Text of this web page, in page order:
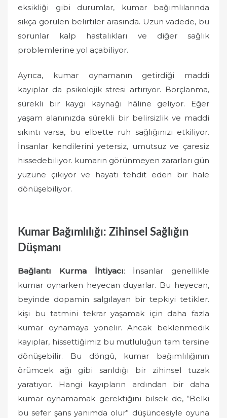
eksikliği gibi durumlar, kumar bağımlılarında
sıkça görülen belirtiler arasında. Uzun vadede, bu
sorunlar kalp hastalıkları ve diğer sağlık
problemlerine yol açabiliyor.
Ayrıca, kumar oynamanın getirdiği maddi
kayıplar da psikolojik stresi artırıyor. Borçlanma,
sürekli bir kaygı kaynağı hâline geliyor. Eğer
yaşam alanınızda sürekli bir belirsizlik ve maddi
sıkıntı varsa, bu elbette ruh sağlığınızı etkiliyor.
İnsanlar kendilerini yetersiz, umutsuz ve çaresiz
hissedebiliyor. kumarın görünmeyen zararları gün
yüzüne çıkıyor ve hayatı tehdit eden bir hale
dönüşebiliyor.
Kumar Bağımlılığı: Zihinsel Sağlığın
Düşmanı
Bağlantı Kurma İhtiyacı: İnsanlar genellikle
kumar oynarken heyecan duyarlar. Bu heyecan,
beyinde dopamin salgılayan bir tepkiyi tetikler.
kişi bu tatmini tekrar yaşamak için daha fazla
kumar oynamaya yönelir. Ancak beklenmedik
kayıplar, hissettiğimiz bu mutluluğun tam tersine
dönüşebilir. Bu döngü, kumar bağımlılığının
örümcek ağı gibi sarıldığı bir zihinsel tuzak
yaratıyor. Hangi kayıpların ardından bir daha
kumar oynamamak gerektiğini bilsek de, “Belki
bu sefer şans yanımda olur” düşüncesiyle oyuna